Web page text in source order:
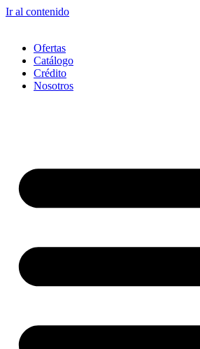
Ir al contenido
Ofertas
Catálogo
Crédito
Nosotros